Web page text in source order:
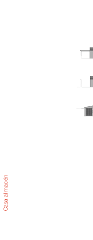
Casa
almacén